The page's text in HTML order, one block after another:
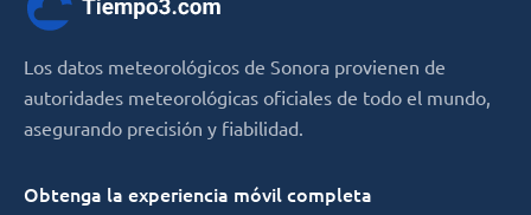
Los datos meteorológicos de Sonora provienen de
autoridades meteorológicas oficiales de todo el mundo,
asegurando precisión y fiabilidad.
Obtenga la experiencia móvil completa